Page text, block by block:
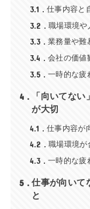
3.1 仕事内容と
3.2 職場環境や
3.3 業務量や難
3.4 会社の価値
3.5 一時的な疲
4
「向いてな
が大切
4.1 仕事内容が
4.2 職場環境が
4.3 一時的な疲
5
仕事が向いて
と